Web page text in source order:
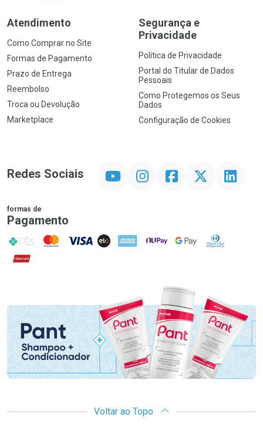
Atendimento
Como Comprar no Site
Formas de Pagamento
Prazo de Entrega
Reembolso
Troca ou Devolução
Marketplace
Segurança e
Privacidade
Política de Privacidade
Portal do Titular de Dados
Pessoais
Como Protegemos os Seus
Dados
Configuração de Cookies
Redes Sociais InstagramFacebookTwitter Linkedin
formas de
Pagamento
PIX MasterCard
VISA ELO AMEX NuPay Google PayDiners Club
Hipercard
Voltar ao Topo